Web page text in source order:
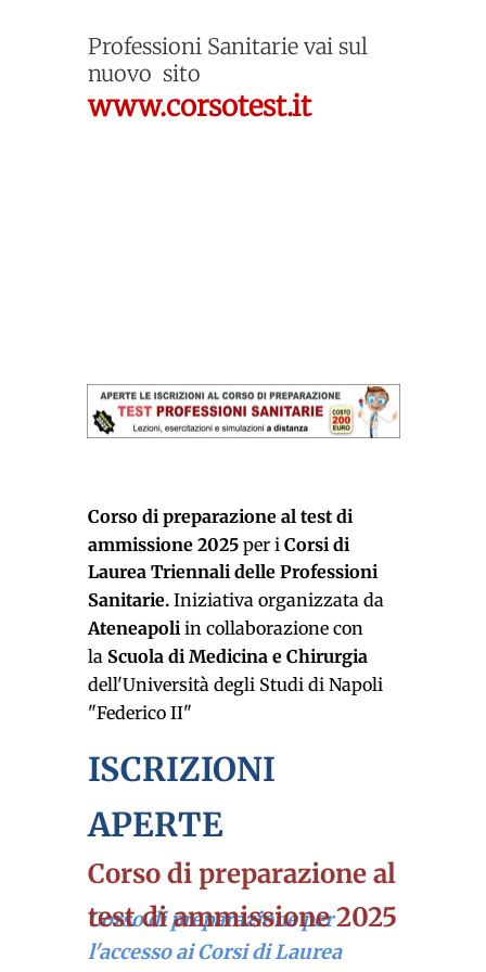
Professioni Sanitarie vai sul
nuovo sito
www.corsotest.it
Corso di preparazione al test di
ammissione 2025 per i Corsi di
Laurea Triennali delle Professioni
Sanitarie. Iniziativa organizzata da
Ateneapoli in collaborazione con
la Scuola di Medicina e Chirurgia
dell'Università degli Studi di Napoli
"Federico II"
ISCRIZIONI
APERTE
Corso di preparazione al
test di ammissione 2025
Corso di preparazione per
l'accesso ai Corsi di Laurea